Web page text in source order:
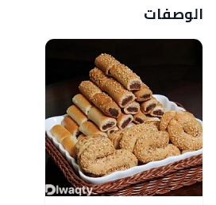
الوصفات